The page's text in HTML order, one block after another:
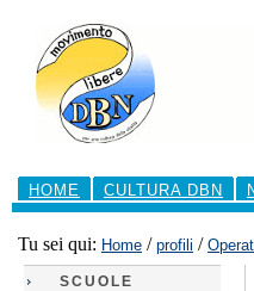
contenuti.
navigazione
Sezioni
HOME
CULTURA DBN
Tu sei qui: Home / profili /
SCUOLE